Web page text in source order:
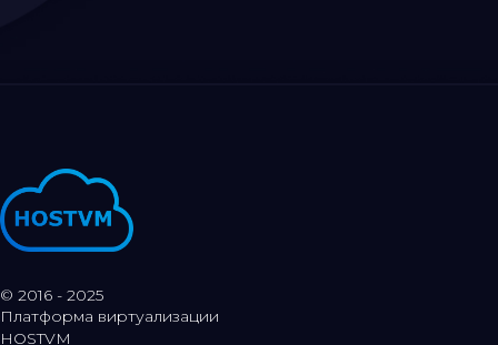
© 2016 - 2025
Платформа виртуализации
HOSTVM